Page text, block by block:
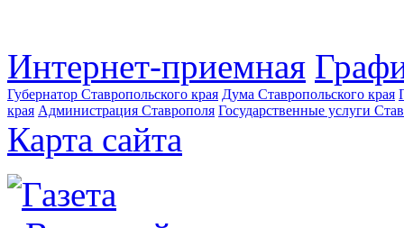
Интернет-приемная
Губернатор Ставропольского края Дума Ставропольского края
края Администрация Ставрополя Государственные услуги
Карта сайта